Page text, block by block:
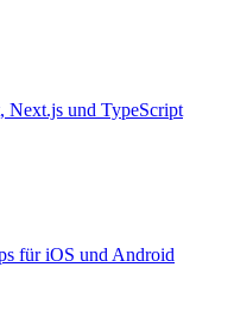
Next.js und TypeScript
für iOS und Android